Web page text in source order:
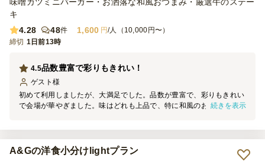
キ
4.28
48件 1,600 円/人（10,000円〜）
締切 1日前13時
品数豊富で彩りもきれい！
4.5
ゲスト 様
初めて利用しましたが、大満足でした。品数が豊富で、彩りもきれい
で会場が華やぎました。味はどれも上品で、特に和風のお惣菜やお肉
懇親会でも利用したいと思います。
続きを表示
A&Gの洋食小分けlightプラン